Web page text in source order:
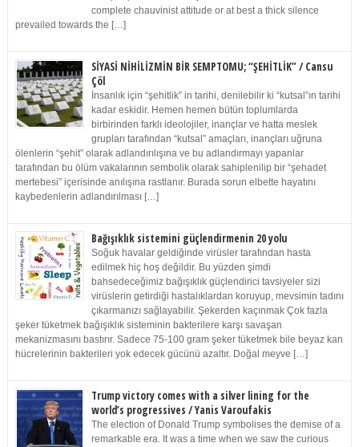
complete chauvinist attitude or at best a thick silence
prevailed towards the […]
SİYASİ NİHİLİZMİN BİR SEMPTOMU; “ŞEHİTLİK” / Cansu
Çöl
İnsanlık için “şehitlik” in tarihi, denilebilir ki “kutsal”ın tarihi
kadar eskidir. Hemen hemen bütün toplumlarda
birbirinden farklı ideolojiler, inançlar ve hatta meslek
grupları tarafından “kutsal” amaçları, inançları uğruna
ölenlerin “şehit” olarak adlandırılışına ve bu adlandırmayı yapanlar
tarafından bu ölüm vakalarının sembolik olarak sahiplenilip bir “şehadet
mertebesi” içerisinde anılışına rastlanır. Burada sorun elbette hayatını
kaybedenlerin adlandırılması […]
Bağışıklık sistemini güçlendirmenin 20 yolu
Soğuk havalar geldiğinde virüsler tarafından hasta
edilmek hiç hoş değildir. Bu yüzden şimdi
bahsedeceğimiz bağışıklık güçlendirici tavsiyeler sizi
virüslerin getirdiği hastalıklardan koruyup, mevsimin tadını
çıkarmanızı sağlayabilir. Şekerden kaçınmak Çok fazla
şeker tüketmek bağışıklık sisteminin bakterilere karşı savaşan
mekanizmasını bastırır. Sadece 75-100 gram şeker tüketmek bile beyaz kan
hücrelerinin bakterileri yok edecek gücünü azaltır. Doğal meyve […]
Trump victory comes with a silver lining for the
world’s progressives / Yanis Varoufakis
The election of Donald Trump symbolises the demise of a
remarkable era. It was a time when we saw the curious